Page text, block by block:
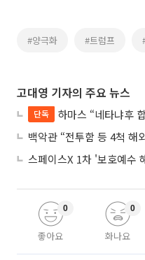
#양극화 #트럼프
고대영 기자의 주요 뉴스
단독
하마스 “네타냐후 합
좋아요
0
화나요
0